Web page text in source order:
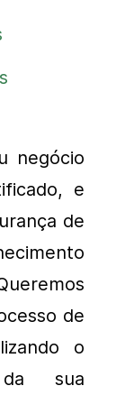
negócio
e
de
de
o
da sua